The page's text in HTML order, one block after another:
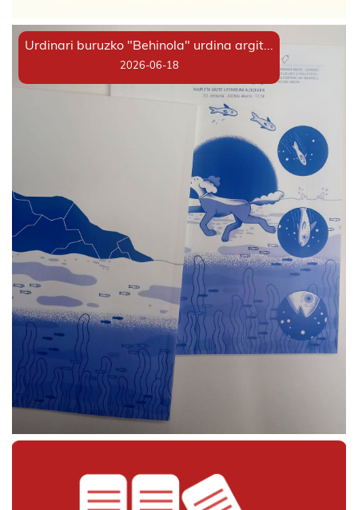
Urdinari buruzko "Behinola" urdina argit...
2026-06-18